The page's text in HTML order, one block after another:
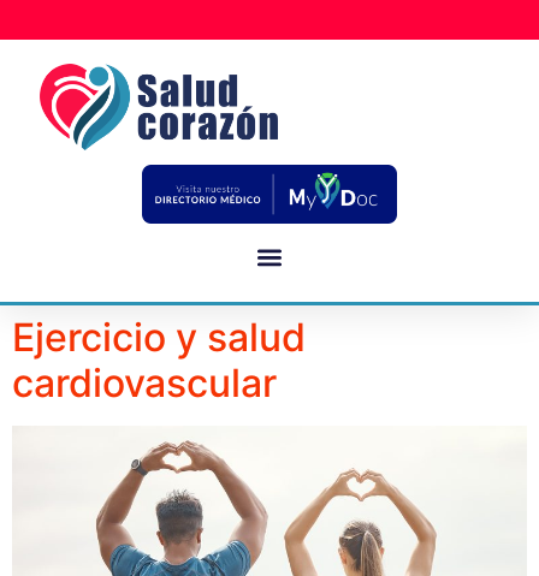
Ejercicio y salud
cardiovascular